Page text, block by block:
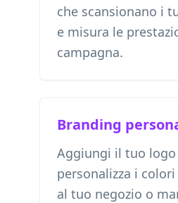
che scansionano i
e misura le
campagna.
Branding
Aggiungi il tuo logo
personalizza i
al tuo negozio o